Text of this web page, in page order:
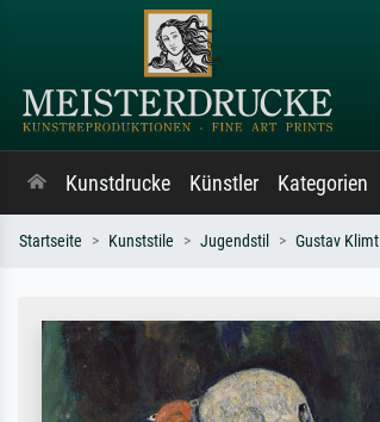
Kunstdrucke Künstler Kategorien
Startseite Kunststile Jugendstil Gustav Klimt